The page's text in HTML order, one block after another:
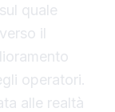
quale
il
operatori.
alle realtà